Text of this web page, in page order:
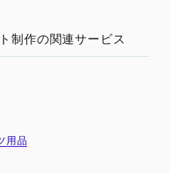
制作の関連サービス
用品